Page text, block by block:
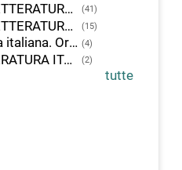
D 850.9001 LETTERATURA ITALIANA, ORIGINI-1375
(41)
D 850.9001 LETTERATURA ITALIANA. ORIGINI-1375 (15)
D 851.1 Poesia italiana. Origini-1375 (4)
D 850.9 LETTERATURA ITALIANA. STORIA, DESCRIZIONE, STUDI CRITICI (2)
tutte